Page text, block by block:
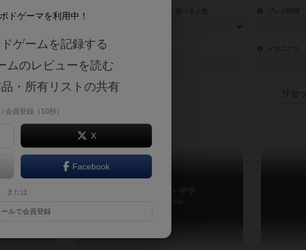
、テーマ名、メカニクス名を対象にフリーワード検索ができます。
ゲームデザイナー名を指定して検索できます。
ゲームデザイナー 目安となる
世界観や登場人物などモチーフ・ストーリーを指定することができます。
テーマ/フレーバー ゲーム性を
リセ
7.2
62 ソレイユ・デテ
62 Soleils d'été
ドゲーマを利用中！
ゲームを記録する
ムのレビューを読む
・所有リストの共有
会員登録（10秒）
X
Facebook
または
ールで会員登録